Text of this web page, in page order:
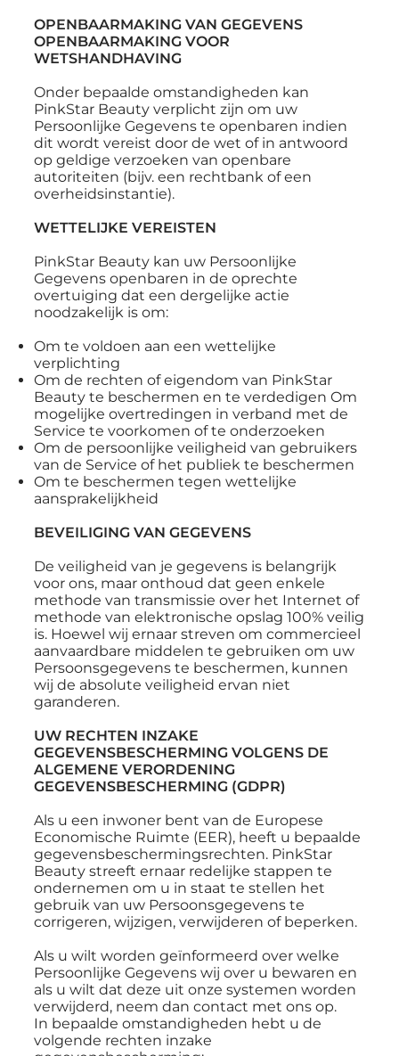
OPENBAARMAKING VAN GEGEVENS
OPENBAARMAKING VOOR
WETSHANDHAVING
Onder bepaalde omstandigheden kan
PinkStar Beauty verplicht zijn om uw
Persoonlijke Gegevens te openbaren indien
dit wordt vereist door de wet of in antwoord
op geldige verzoeken van openbare
autoriteiten (bijv. een rechtbank of een
overheidsinstantie).
WETTELIJKE VEREISTEN
PinkStar Beauty kan uw Persoonlijke
Gegevens openbaren in de oprechte
overtuiging dat een dergelijke actie
noodzakelijk is om:
Om te voldoen aan een wettelijke
verplichting
Om de rechten of eigendom van PinkStar
Beauty te beschermen en te verdedigen Om
mogelijke overtredingen in verband met de
Service te voorkomen of te onderzoeken
Om de persoonlijke veiligheid van gebruikers
van de Service of het publiek te beschermen
Om te beschermen tegen wettelijke
aansprakelijkheid
BEVEILIGING VAN GEGEVENS
De veiligheid van je gegevens is belangrijk
voor ons, maar onthoud dat geen enkele
methode van transmissie over het Internet of
methode van elektronische opslag 100% veilig
is. Hoewel wij ernaar streven om commercieel
aanvaardbare middelen te gebruiken om uw
Persoonsgegevens te beschermen, kunnen
wij de absolute veiligheid ervan niet
garanderen.
UW RECHTEN INZAKE
GEGEVENSBESCHERMING VOLGENS DE
ALGEMENE VERORDENING
GEGEVENSBESCHERMING (GDPR)
Als u een inwoner bent van de Europese
Economische Ruimte (EER), heeft u bepaalde
gegevensbeschermingsrechten. PinkStar
Beauty streeft ernaar redelijke stappen te
ondernemen om u in staat te stellen het
gebruik van uw Persoonsgegevens te
corrigeren, wijzigen, verwijderen of beperken.
Als u wilt worden geïnformeerd over welke
Persoonlijke Gegevens wij over u bewaren en
als u wilt dat deze uit onze systemen worden
verwijderd, neem dan contact met ons op.
In bepaalde omstandigheden hebt u de
volgende rechten inzake